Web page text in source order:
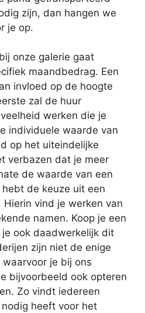
zijn, dan hangen we
je op.
onze galerie gaat
maandbedrag. Een
invloed op de hoogte
zal de huur
werken die je
individuele waarde van
op het uiteindelijke
verbazen dat je meer
de waarde van een
de keuze uit een
vind je werken van
namen. Koop je een
ook daadwerkelijk dit
zijn niet de enige
je bij ons
bijvoorbeeld ook opteren
Zo vindt iedereen
heeft voor het